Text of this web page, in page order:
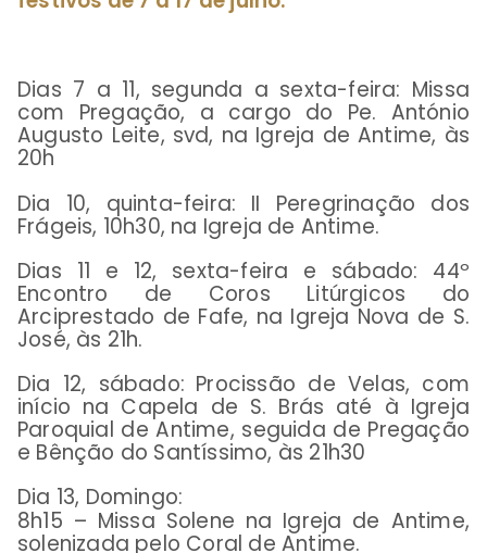
Dias 7 a 11, segunda a sexta-feira: Missa
com Pregação, a cargo do Pe. António
Augusto Leite, svd, na Igreja de Antime, às
20h
Dia 10, quinta-feira: II Peregrinação dos
Frágeis, 10h30, na Igreja de Antime.
Dias 11 e 12, sexta-feira e sábado: 44º
Encontro de Coros Litúrgicos do
Arciprestado de Fafe, na Igreja Nova de S.
José, às 21h.
Dia 12, sábado: Procissão de Velas, com
início na Capela de S. Brás até à Igreja
Paroquial de Antime, seguida de Pregação
e Bênção do Santíssimo, às 21h30
Dia 13, Domingo:
8h15 – Missa Solene na Igreja de Antime,
solenizada pelo Coral de Antime.